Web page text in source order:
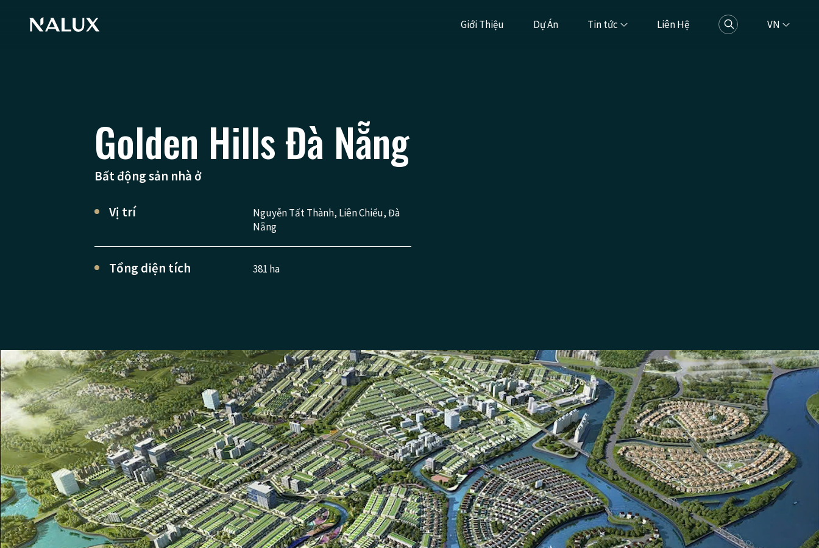
Giới Thiệu Dự Án Tin tức Liên Hệ VN
Golden Hills Đà Nẵng
Bất động sản nhà ở
Vị trí
Nguyễn Tất Thành, Liên Chiểu, Đà
Nẵng
Tổng diện tích 381 ha